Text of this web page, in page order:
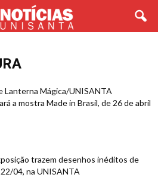
Lanterna Mágica/UNISANTA
a mostra Made in Brasil, de 26 de abril
trazem desenhos inéditos de
22/04, na UNISANTA